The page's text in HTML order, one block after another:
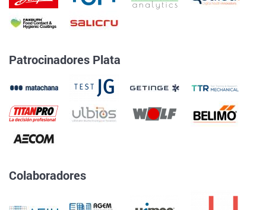
Patrocinadores Plata
Colaboradores